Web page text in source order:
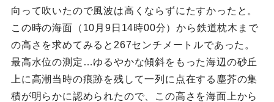
向って吹いたので風波は高くならずにたすかったと。
この時の海面（10月9日14時00分）から鉄道枕木まで
の高さを求めてみると267センチメートルであった。
最高水位の測定…ゆるやかな傾斜をもった海辺の砂丘
上に高潮当時の痕跡を残して一列に点在する塵芥の集
積が明らかに認められたので、この高さを海面上から